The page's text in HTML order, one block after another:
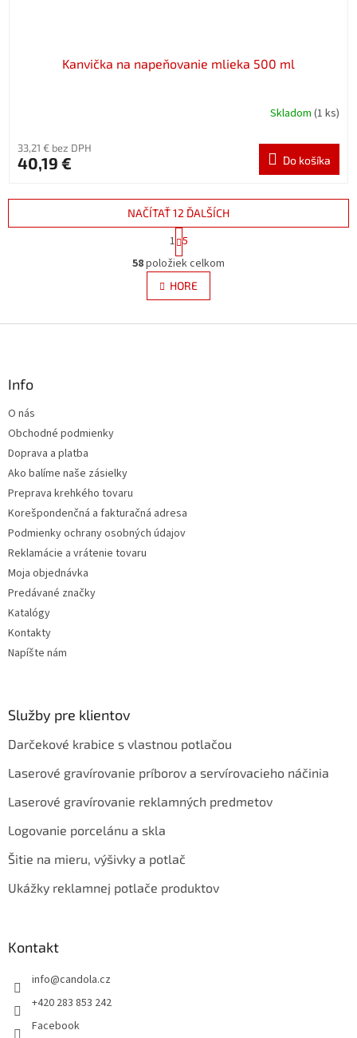
Kanvička na napeňovanie mlieka 500 ml
Skladom (1 ks)
33,21 € bez DPH
40,19 € Do košíka
O
v
l
á
i
s
NAČÍTAŤ 12 ĎALŠÍCH
S
t
r
á
n
k
v
1 5
58položiek celkom
HORE
Info
O nás
Obchodné podmienky
Doprava a platba
Ako balíme naše zásielky
Preprava krehkého tovaru
Korešpondenčná a fakturačná adresa
Podmienky ochrany osobných údajov
Reklamácie a vrátenie tovaru
Moja objednávka
Predávané značky
Katalógy
Kontakty
Napíšte nám
Služby pre klientov
Darčekové krabice s vlastnou potlačou
Laserové gravírovanie príborov a servírovacieho náčinia
Laserové gravírovanie reklamných predmetov
Logovanie porcelánu a skla
Šitie na mieru, výšivky a potlač
Ukážky reklamnej potlače produktov
Kontakt
info@candola.cz
+420 283 853 242
Facebook